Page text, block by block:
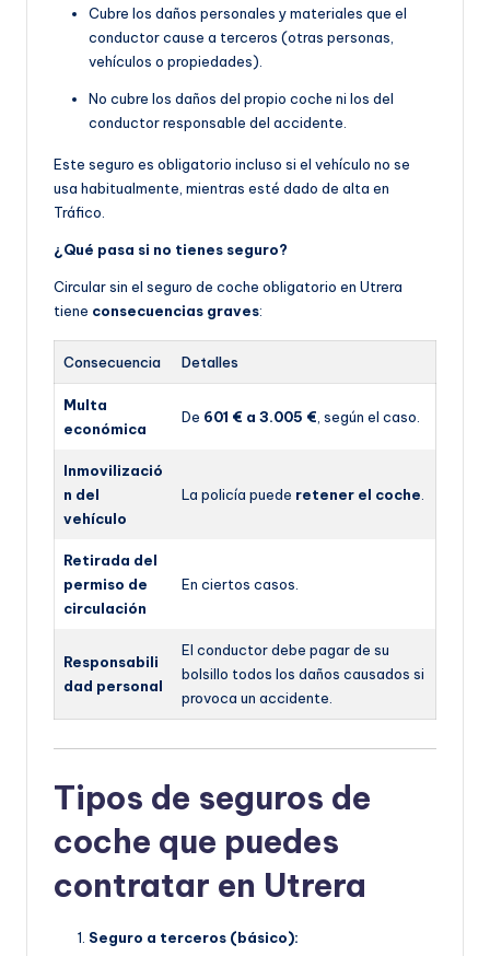
Cubre los daños personales y materiales que el
conductor cause a terceros (otras personas,
vehículos o propiedades).
No cubre los daños del propio coche ni los del
conductor responsable del accidente.
Este seguro es obligatorio incluso si el vehículo no se
usa habitualmente, mientras esté dado de alta en
Tráfico.
¿Qué pasa si no tienes seguro?
Circular sin el seguro de coche obligatorio en Utrera
tiene consecuencias graves:
Consecuencia Detalles
Multa
económica
De 601 € a 3.005 € , según el caso.
Inmovilizació
n del
vehículo
La policía puede retener el coche
Retirada del
permiso de
circulación
En ciertos casos.
Responsabili
dad personal
El conductor debe pagar de su
bolsillo todos los daños causados si
provoca un accidente.
Tipos de seguros de
coche que puedes
contratar en Utrera
Seguro a terceros (básico):